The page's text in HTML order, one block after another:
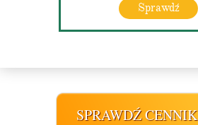
Sprawdź
SPRAWDŹ CENNIK